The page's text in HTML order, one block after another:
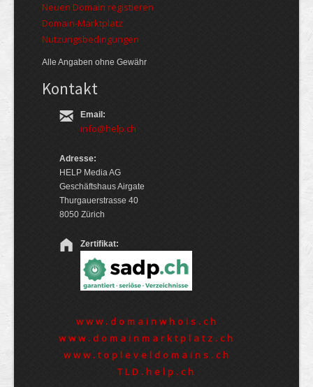
Neuen Domain registieren
Domain-Marktplatz
Nutzungsbedingungen
Alle Angaben ohne Gewähr
Kontakt
Email:
info@help.ch
Adresse:
HELP Media AG
Geschäftshaus Airgate
Thurgauerstrasse 40
8050 Zürich
Zertifikat:
www.domainwhois.ch
www.domainmarktplatz.ch
www.topleveldomains.ch
TLD.help.ch